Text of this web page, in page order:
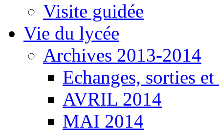
Visite guidée
Vie du lycée
Archives 2013-2014
Echanges, sorties
AVRIL 2014
MAI 2014